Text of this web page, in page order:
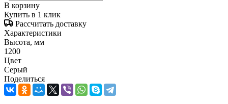
В корзину
Купить в 1 клик
Рассчитать доставку
Характеристики
Высота, мм
1200
Цвет
Серый
Поделиться